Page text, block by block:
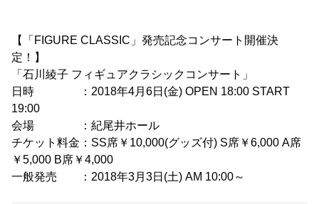
【「FIGURE CLASSIC」発売記念コンサート開催決
定！】
「石川綾子 フィギュアクラシックコンサート」
日時 ：2018年4月6日(金) OPEN 18:00 START
19:00
会場 ：紀尾井ホール
チケット料金：SS席￥10,000(グッズ付) S席￥6,000 A席
￥5,000 B席￥4,000
一般発売 ：2018年3月3日(土) AM 10:00～